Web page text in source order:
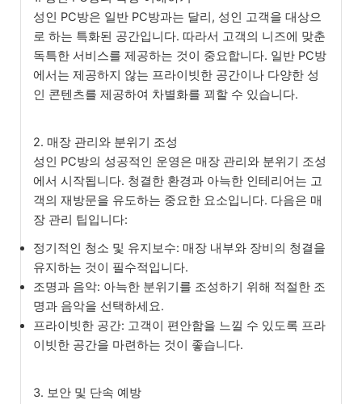
성인 PC방은 일반 PC방과는 달리, 성인 고객을 대상으
로 하는 특화된 공간입니다. 따라서 고객의 니즈에 맞춘
독특한 서비스를 제공하는 것이 중요합니다. 일반 PC방
에서는 제공하지 않는 프라이빗한 공간이나 다양한 성
인 콘텐츠를 제공하여 차별화를 꾀할 수 있습니다.
2. 매장 관리와 분위기 조성
성인 PC방의 성공적인 운영은 매장 관리와 분위기 조성
에서 시작됩니다. 청결한 환경과 아늑한 인테리어는 고
객의 재방문을 유도하는 중요한 요소입니다. 다음은 매
장 관리 팁입니다:
정기적인 청소 및 유지보수: 매장 내부와 장비의 청결을
유지하는 것이 필수적입니다.
조명과 음악: 아늑한 분위기를 조성하기 위해 적절한 조
명과 음악을 선택하세요.
프라이빗한 공간: 고객이 편안함을 느낄 수 있도록 프라
이빗한 공간을 마련하는 것이 좋습니다.
3. 보안 및 단속 예방